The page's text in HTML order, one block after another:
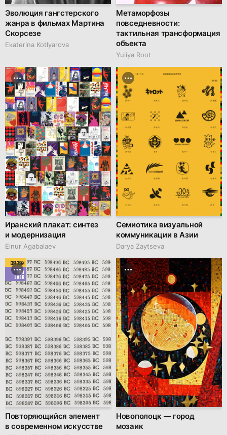
Эволюция гангстерского
жанра в фильмах Мартина
Скорсезе
Ekaterina Kotlyarova
Метаморфозы
повседневности:
тактильная трансформация
объекта
Yuliya Root
Иранский плакат: синтез
и модернизация
Elnur Agabalaev
Семиотика визуальной
коммуникации в Азии
Darya Zaytseva
BEST DESIGN
MAY
2026
Повторяющийся элемент
в современном искусстве
Новополоцк — город
мозаик